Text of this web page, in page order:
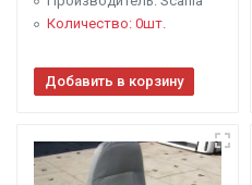
Количество: 0шт.
Добавить в корзину